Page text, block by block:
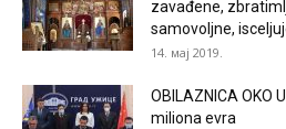
zavađene,
samovoljne,
14. мај 2019.
OBILAZNICA OKO
miliona evra